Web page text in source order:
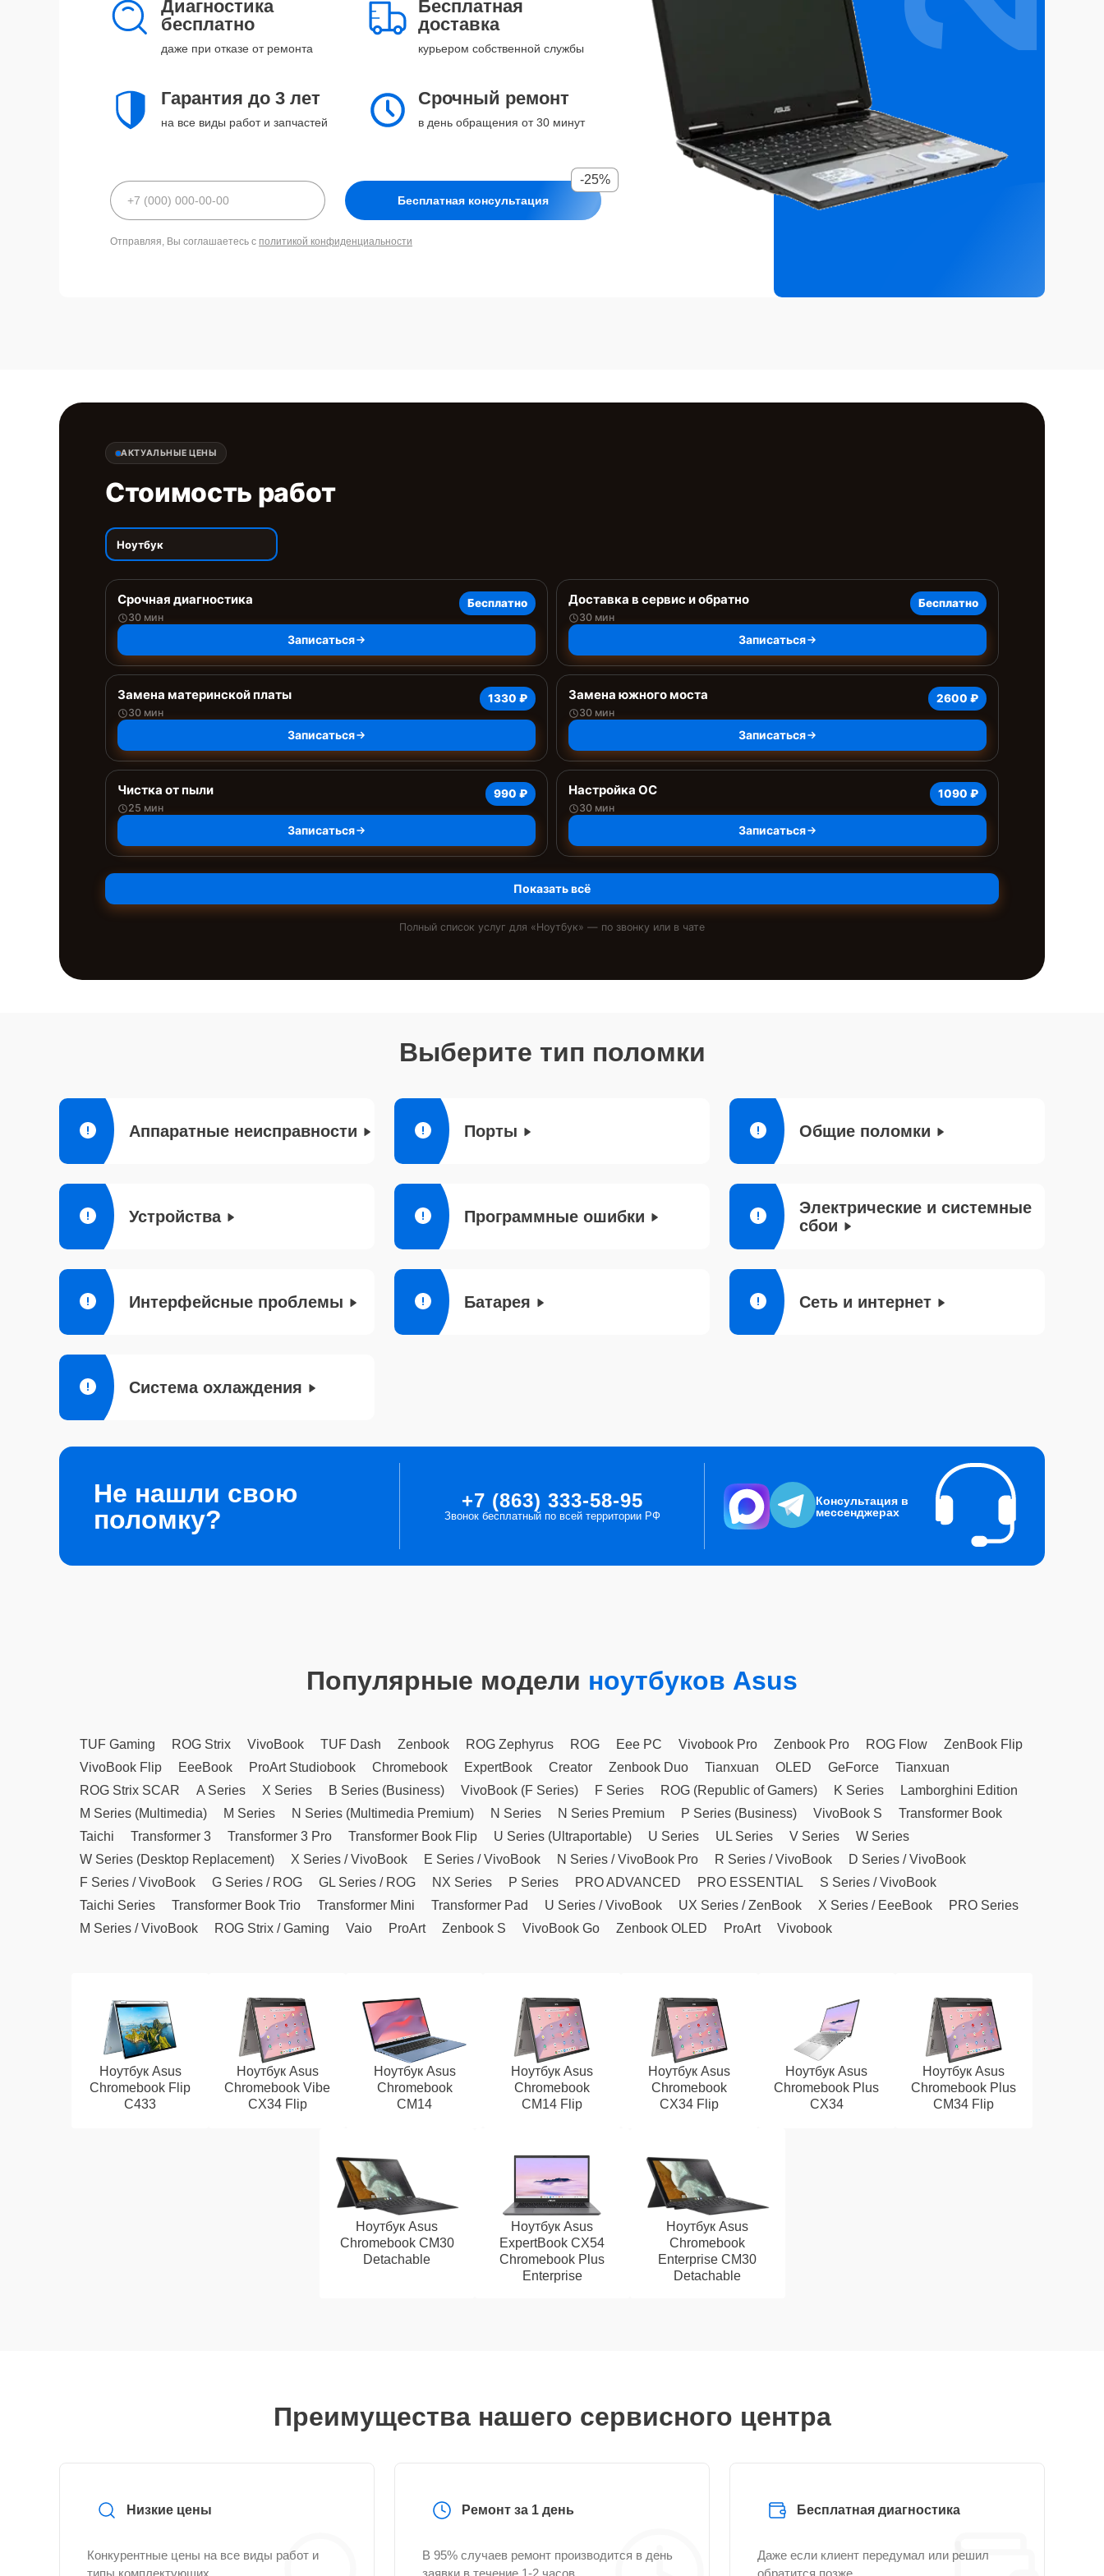
Диагностика
бесплатно
даже при отказе от ремонта
Бесплатная
доставка
курьером собственной службы
Гарантия до 3 лет
на все виды работ и запчастей
Срочный ремонт
в день обращения от 30 минут
Бесплатная консультация
-25%
Отправляя, Вы соглашаетесь с политикой конфиденциальности
АКТУАЛЬНЫЕ ЦЕНЫ
Стоимость работ
Ноутбук
Срочная диагностика
30 мин
Бесплатно
Записаться
Доставка в сервис и обратно
30 мин
Бесплатно
Записаться
Замена материнской платы
30 мин
1330 ₽
Записаться
Замена южного моста
30 мин
2600 ₽
Записаться
Чистка от пыли
25 мин
990 ₽
Записаться
Настройка ОС
30 мин
1090 ₽
Записаться
Показать всё
Полный список услуг для «Ноутбук» — по звонку или в чате
Выберите тип поломки
Аппаратные неисправности Порты Общие поломки
Устройства Программные ошибки
Электрические и системные
сбои
Интерфейсные проблемы Батарея Сеть и интернет
Система охлаждения
Не нашли свою
поломку?
+7 (863) 333-58-95
Звонок бесплатный по всей территории РФ
Консультация в
мессенджерах
Популярные модели ноутбуков Asus
TUF Gaming ROG Strix VivoBook TUF Dash Zenbook ROG Zephyrus ROG Eee PC Vivobook Pro Zenbook Pro ROG Flow
ZenBook Flip
VivoBook Flip
EeeBook ProArt Studiobook Chromebook ExpertBook Creator Zenbook Duo Tianxuan OLED GeForce
Tianxuan
ROG Strix SCAR
A Series X Series B Series (Business) VivoBook (F Series) F Series ROG (Republic of Gamers) K Series
Lamborghini Edition
M Series (Multimedia)
M Series N Series (Multimedia Premium) N Series N Series Premium P Series (Business) VivoBook S
Transformer Book
Taichi
Transformer 3 Transformer 3 Pro Transformer Book Flip U Series (Ultraportable) U Series UL Series V Series
W Series
W Series (Desktop Replacement)
X Series / VivoBook E Series / VivoBook N Series / VivoBook Pro R Series / VivoBook
D Series / VivoBook
F Series / VivoBook
G Series / ROG GL Series / ROG NX Series P Series PRO ADVANCED PRO ESSENTIAL
S Series / VivoBook
Taichi Series
Transformer Book Trio Transformer Mini Transformer Pad U Series / VivoBook UX Series / ZenBook X Series / EeeBook
PRO Series
M Series / VivoBook
ROG Strix / Gaming Vaio ProArt Zenbook S VivoBook Go Zenbook OLED ProArt Vivobook
Ноутбук Asus
Chromebook Flip
C433
Ноутбук Asus
Chromebook Vibe
CX34 Flip
Ноутбук Asus
Chromebook
CM14
Ноутбук Asus
Chromebook
CM14 Flip
Ноутбук Asus
Chromebook
CX34 Flip
Ноутбук Asus
Chromebook Plus
CX34
Ноутбук Asus
Chromebook Plus
CM34 Flip
Ноутбук Asus
Chromebook CM30
Detachable
Ноутбук Asus
ExpertBook CX54
Chromebook Plus
Enterprise
Ноутбук Asus
Chromebook
Enterprise CM30
Detachable
Преимущества нашего сервисного центра
Низкие цены
Конкурентные цены на все виды работ и
типы комплектующих
Ремонт за 1 день
В 95% случаев ремонт производится в день
заявки в течение 1-2 часов
Бесплатная диагностика
Даже если клиент передумал или решил
обратится позже